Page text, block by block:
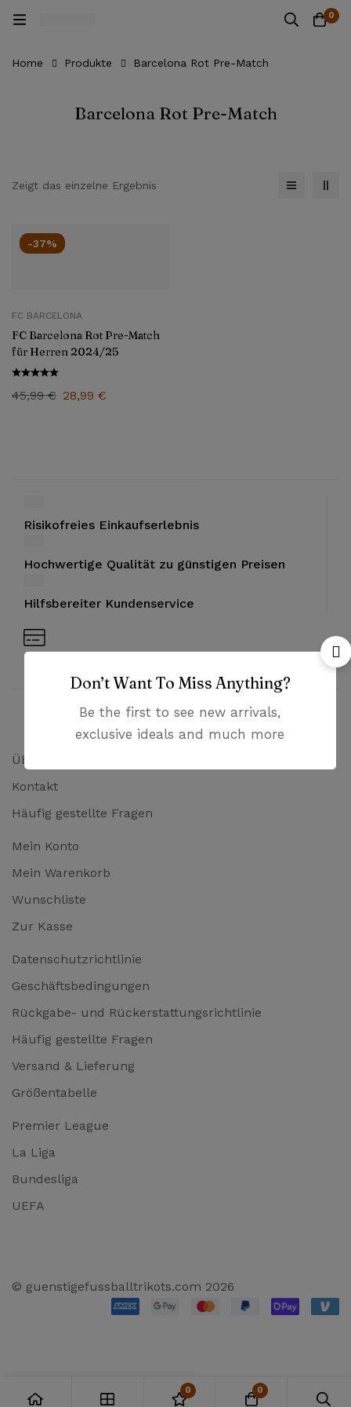
0
Home Produkte Barcelona Rot Pre-Match
Barcelona Rot Pre-Match
Zeigt das einzelne Ergebnis
-37%
FC BARCELONA
FC Barcelona Rot Pre-Match
für Herren 2024/25
45,99€ 28,99 €
Risikofreies Einkaufserlebnis
Hochwertige Qualität zu günstigen Preisen
Hilfsbereiter Kundenservice
Über uns
Kontakt
Häufig gestellte Fragen
Mein Konto
Mein Warenkorb
Wunschliste
Zur Kasse
Datenschutzrichtlinie
Geschäftsbedingungen
Rückgabe- und Rückerstattungsrichtlinie
Häufig gestellte Fragen
Versand & Lieferung
Größentabelle
Premier League
La Liga
Bundesliga
UEFA
© guenstigefussballtrikots.com 2026
Don’t Want To Miss Anything?
Be the first to see new arrivals,
exclusive ideals and much more
0 0